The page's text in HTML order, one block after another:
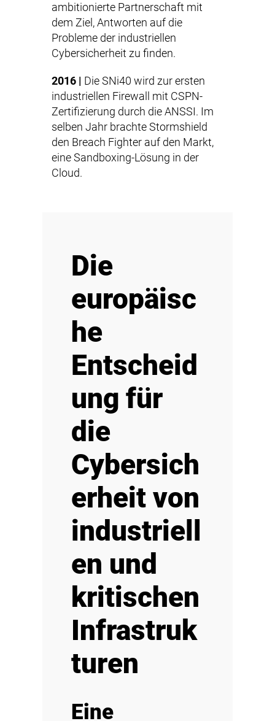
ambitionierte Partnerschaft mit
dem Ziel, Antworten auf die
Probleme der industriellen
Cybersicherheit zu finden.
2016 | Die SNi40 wird zur ersten
industriellen Firewall mit CSPN-
Zertifizierung durch die ANSSI. Im
selben Jahr brachte Stormshield
den Breach Fighter auf den Markt,
eine Sandboxing-Lösung in der
Cloud.
Die
europäisc
he
Entscheid
ung für
die
Cybersich
erheit von
industriell
en und
kritischen
Infrastruk
turen
Eine